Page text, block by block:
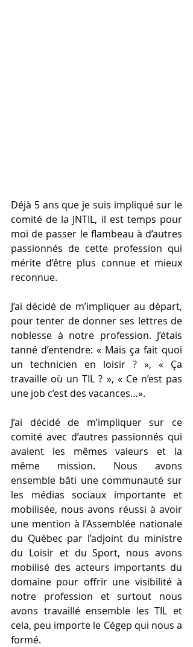
Déjà 5 ans que je suis impliqué sur le
comité de la JNTIL, il est temps pour
moi de passer le flambeau à d’autres
passionnés de cette profession qui
mérite d’être plus connue et mieux
reconnue.
J’ai décidé de m’impliquer au départ,
pour tenter de donner ses lettres de
noblesse à notre profession. J’étais
tanné d’entendre: « Mais ça fait quoi
un technicien en loisir ? », « Ça
travaille où un TIL ? », « Ce n’est pas
une job c’est des vacances…».
J’ai décidé de m’impliquer sur ce
comité avec d’autres passionnés qui
avaient les mêmes valeurs et la
même mission. Nous avons
ensemble bâti une communauté sur
les médias sociaux importante et
mobilisée, nous avons réussi à avoir
une mention à l’Assemblée nationale
du Québec par l’adjoint du ministre
du Loisir et du Sport, nous avons
mobilisé des acteurs importants du
domaine pour offrir une visibilité à
notre profession et surtout nous
avons travaillé ensemble les TIL et
cela, peu importe le Cégep qui nous a
formé.